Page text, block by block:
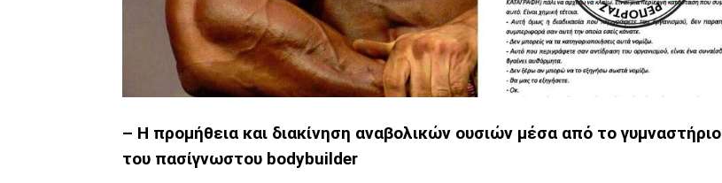
– Η προμήθεια και διακίνηση αναβολικών ουσιών μέσα από το γυμναστήριο
του πασίγνωστου bodybuilder